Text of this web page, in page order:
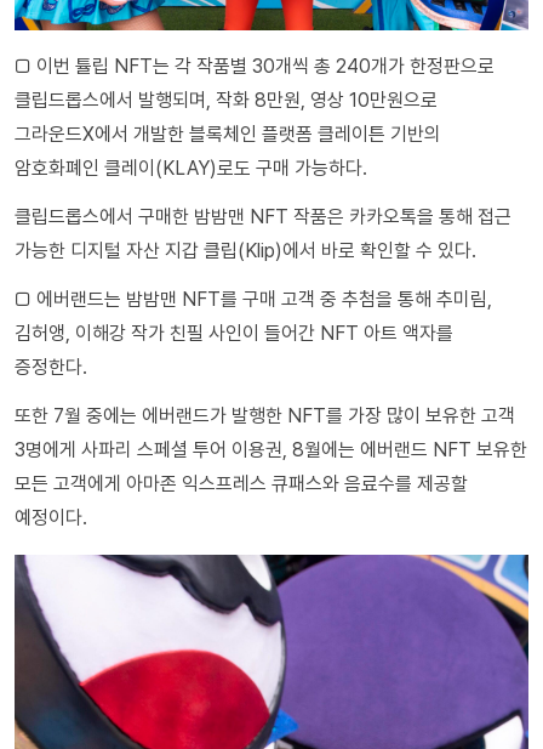
□ 이번 튤립 NFT는 각 작품별 30개씩 총 240개가 한정판으로
클립드롭스에서 발행되며, 작화 8만원, 영상 10만원으로
그라운드X에서 개발한 블록체인 플랫폼 클레이튼 기반의
암호화폐인 클레이(KLAY)로도 구매 가능하다.
클립드롭스에서 구매한 밤밤맨 NFT 작품은 카카오톡을 통해 접근
가능한 디지털 자산 지갑 클립(Klip)에서 바로 확인할 수 있다.
□ 에버랜드는 밤밤맨 NFT를 구매 고객 중 추첨을 통해 추미림,
김허앵, 이해강 작가 친필 사인이 들어간 NFT 아트 액자를
증정한다.
또한 7월 중에는 에버랜드가 발행한 NFT를 가장 많이 보유한 고객
3명에게 사파리 스페셜 투어 이용권, 8월에는 에버랜드 NFT 보유한
모든 고객에게 아마존 익스프레스 큐패스와 음료수를 제공할
예정이다.